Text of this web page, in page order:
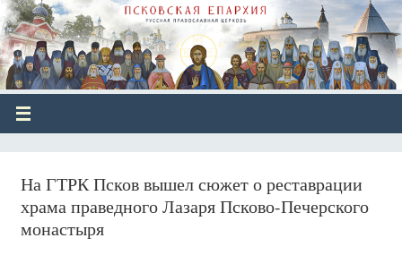
На ГТРК Псков вышел сюжет о реставрации
храма праведного Лазаря Псково-Печерского
монастыря